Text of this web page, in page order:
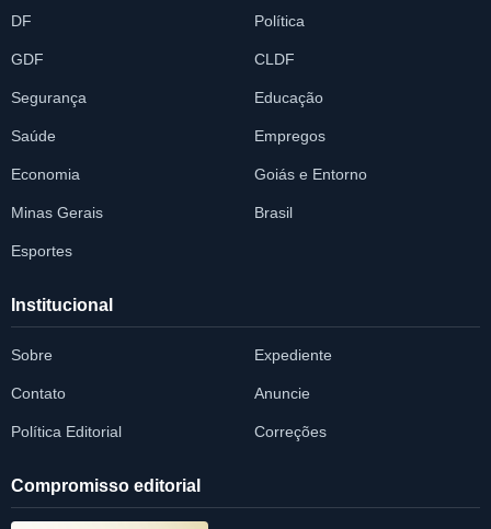
DF Política
GDF CLDF
Segurança Educação
Saúde Empregos
Economia Goiás e Entorno
Minas Gerais Brasil
Esportes
Institucional
Sobre Expediente
Contato Anuncie
Política Editorial Correções
Compromisso editorial